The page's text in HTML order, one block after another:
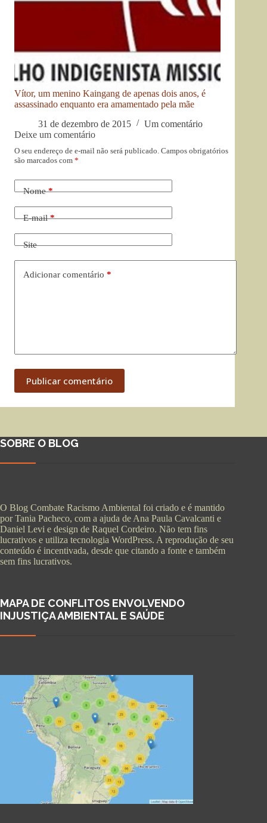
Vítor, um menino Kaingang de apenas dois anos, é
assassinado enquanto era amamentado pela mãe
31 de dezembro de 2015
Um comentário
Deixe um comentário
O seu endereço de e-mail não será publicado. Campos obrigatórios
são marcados com *
Nome*
E-mail*
Site
Adicionar comentário *
Publicar comentário
SOBRE O BLOG
O Blog Combate Racismo Ambiental foi criado e é mantido
por Tania Pacheco, com a ajuda de Ana Paula Cavalcanti e
Daniel Levi e design de Raquel Cordeiro. Não tem fins
lucrativos e utiliza tecnologia WordPress. A reprodução de seu
conteúdo é incentivada, desde que citando a fonte e também
sem fins lucrativos.
MAPA DE CONFLITOS ENVOLVENDO
INJUSTIÇA AMBIENTAL E SAÚDE